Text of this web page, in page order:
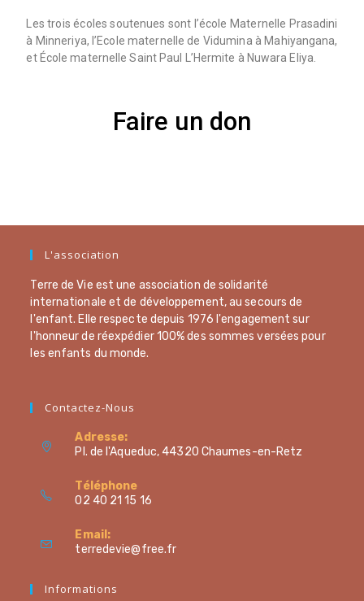
Les trois écoles soutenues sont l’école Maternelle Prasadini
à Minneriya, l’Ecole maternelle de Vidumina à Mahiyangana,
et École maternelle Saint Paul L’Hermite à Nuwara Eliya.
Faire un don
L'association
Terre de Vie est une association de solidarité
internationale et de développement, au secours de
l'enfant. Elle respecte depuis 1976 l'engagement sur
l'honneur de réexpédier 100% des sommes versées pour
les enfants du monde.
Contactez-Nous
Adresse:
Pl. de l'Aqueduc, 44320 Chaumes-en-Retz
Téléphone
02 40 21 15 16
Email:
terredevie@free.fr
Informations